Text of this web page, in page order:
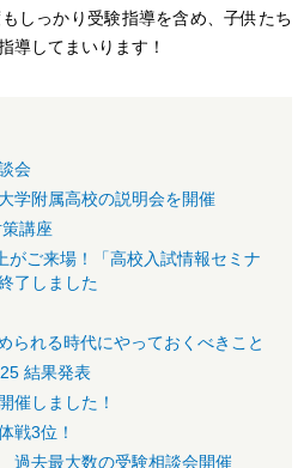
しっかり受験指導を含め、子供たち
導してまいります！
会
学附属高校の説明会を開催
講座
がご来場！「高校入試情報セミナ
了しました
られる時代にやっておくべきこと
結果発表
催しました！
戦3位！
過去最大数の受験相談会開催